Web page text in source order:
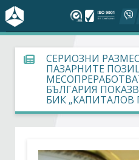
За БСК
На фокус
Актуално
СЕРИОЗНИ
ПАЗАРНИТЕ
БЪЛГАРИЯ
БИК „КАПИТАЛОВ